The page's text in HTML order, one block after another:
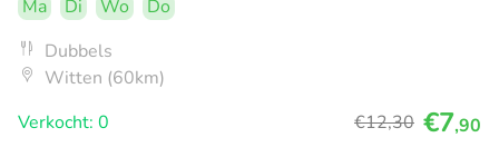
Ma Di Wo
Do
Dubbels
Witten (60km)
Verkocht: 0
€12,30 €7,90